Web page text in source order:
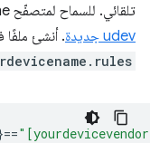
تلقائي. للسماح لمتصفّح Chrome بفتح جهاز USB، عليك إضافة
udev جديدة
. أنشئ ملفًا
==